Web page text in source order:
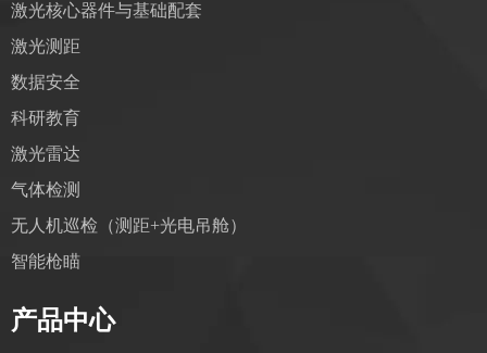
激光核心器件与基础配套
激光测距
数据安全
科研教育
激光雷达
气体检测
无人机巡检（测距+光电吊舱）
智能枪瞄
产品中心